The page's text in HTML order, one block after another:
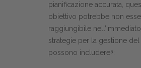
pianificazione accurata,
obiettivo potrebbe non
raggiungibile
strategie per la gestione
possono includere⁸: